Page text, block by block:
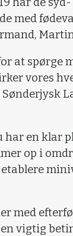
med
at spørge
vores
har en klar
op i
med
vigtig